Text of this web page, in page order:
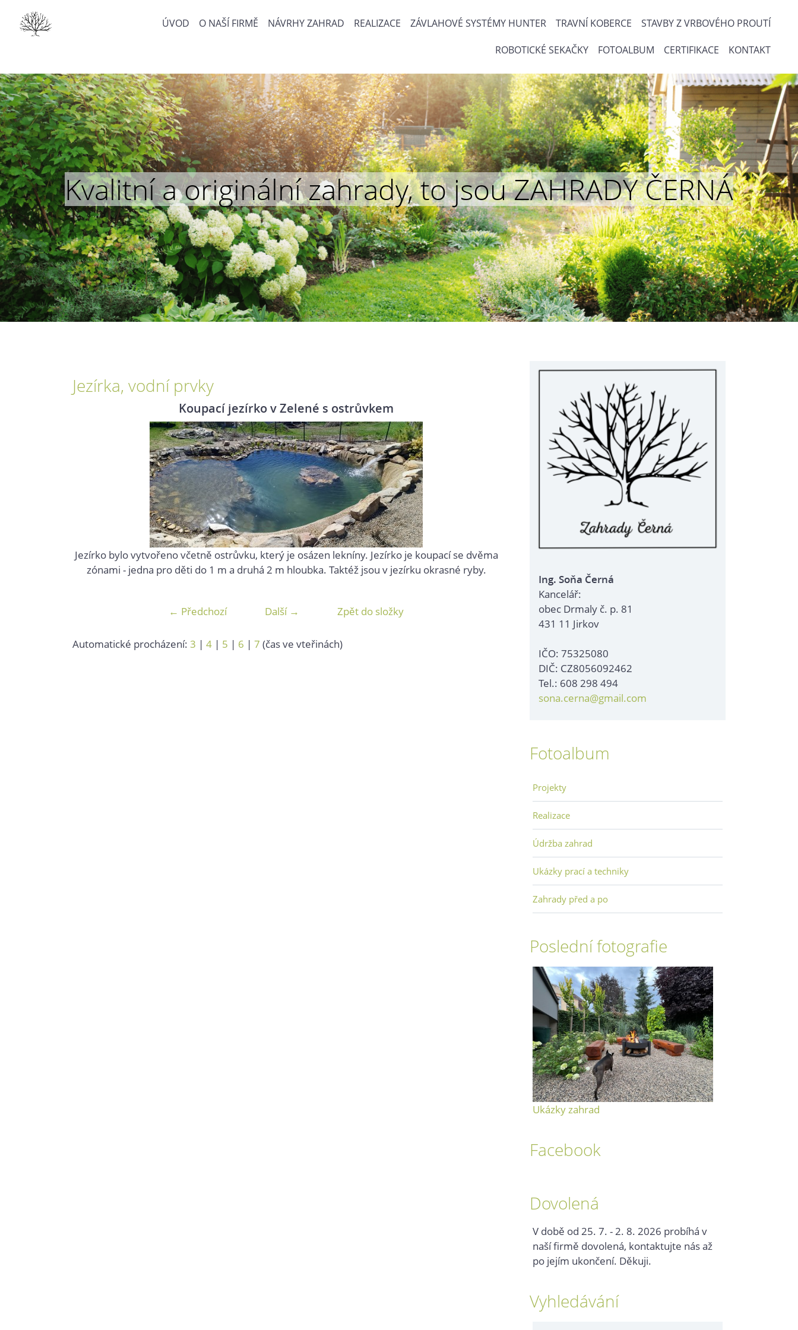
ÚVOD O NAŠÍ FIRMĚ NÁVRHY ZAHRAD REALIZACE ZÁVLAHOVÉ SYSTÉMY HUNTER TRAVNÍ KOBERCE STAVBY Z VRBOVÉHO PROUTÍ
ROBOTICKÉ SEKAČKY FOTOALBUM CERTIFIKACE KONTAKT
Kvalitní a originální zahrady, to jsou ZAHRADY ČERNÁ
Jezírka, vodní prvky
Koupací jezírko v Zelené s ostrůvkem
Jezírko bylo vytvořeno včetně ostrůvku, který je osázen lekníny. Jezírko je koupací se dvěma
zónami - jedna pro děti do 1 m a druhá 2 m hloubka. Taktéž jsou v jezírku okrasné ryby.
← Předchozí Další → Zpět do složky
Automatické procházení: 3 | 4 | 5 | 6 | 7 (čas ve vteřinách)
Ing. Soňa Černá
Kancelář:
obec Drmaly č. p. 81
431 11 Jirkov
IČO: 75325080
DIČ: CZ8056092462
Tel.: 608 298 494
sona.cerna@gmail.com
Fotoalbum
Projekty
Realizace
Údržba zahrad
Ukázky prací a techniky
Zahrady před a po
Poslední fotografie
Ukázky zahrad
Facebook
Dovolená
V době od 25. 7. - 2. 8. 2026 probíhá v
naší firmě dovolená, kontaktujte nás až
po jejím ukončení. Děkuji.
Vyhledávání